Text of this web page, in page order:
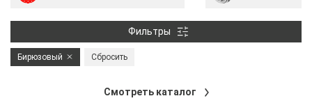
Фильтры
Бирюзовый Сбросить
Смотреть каталог